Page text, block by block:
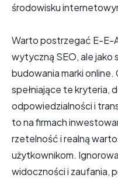
środowisku
Warto postrzegać E-E-
wytyczną SEO, ale
budowania marki
spełniające te kryteria,
odpowiedzialności i
to na firmach
rzetelność i realną
użytkownikom.
widoczności i zaufania,